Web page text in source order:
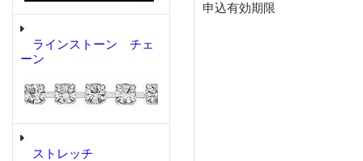
ラインストーン チェ
ーン
ストレッチ
申込有効期限